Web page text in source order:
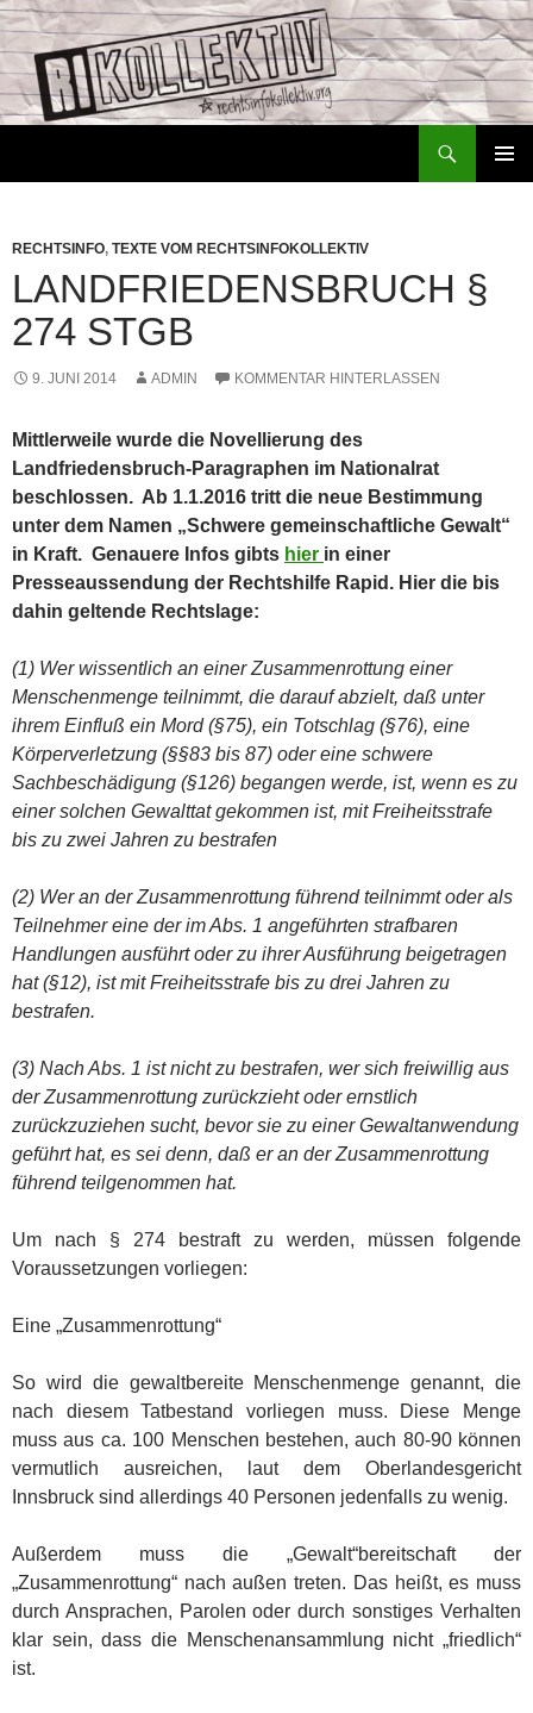
Zum
Inhalt
springen
RECHTSINFO, TEXTE VOM RECHTSINFOKOLLEKTIV
LANDFRIEDENSBRUCH §
274 STGB
9. JUNI 2014 ADMIN KOMMENTAR HINTERLASSEN
Mittlerweile wurde die Novellierung des
Landfriedensbruch-Paragraphen im Nationalrat
beschlossen. Ab 1.1.2016 tritt die neue Bestimmung
unter dem Namen „Schwere gemeinschaftliche Gewalt“
in Kraft. Genauere Infos gibts hier in einer
Presseaussendung der Rechtshilfe Rapid. Hier die bis
dahin geltende Rechtslage:
(1) Wer wissentlich an einer Zusammenrottung einer
Menschenmenge teilnimmt, die darauf abzielt, daß unter
ihrem Einfluß ein Mord (§75), ein Totschlag (§76), eine
Körperverletzung (§§83 bis 87) oder eine schwere
Sachbeschädigung (§126) begangen werde, ist, wenn es zu
einer solchen Gewalttat gekommen ist, mit Freiheitsstrafe
bis zu zwei Jahren zu bestrafen
(2) Wer an der Zusammenrottung führend teilnimmt oder als
Teilnehmer eine der im Abs. 1 angeführten strafbaren
Handlungen ausführt oder zu ihrer Ausführung beigetragen
hat (§12), ist mit Freiheitsstrafe bis zu drei Jahren zu
bestrafen.
(3) Nach Abs. 1 ist nicht zu bestrafen, wer sich freiwillig aus
der Zusammenrottung zurückzieht oder ernstlich
zurückzuziehen sucht, bevor sie zu einer Gewaltanwendung
geführt hat, es sei denn, daß er an der Zusammenrottung
führend teilgenommen hat.
Um nach § 274 bestraft zu werden, müssen folgende
Voraussetzungen vorliegen:
Eine „Zusammenrottung“
So wird die gewaltbereite Menschenmenge genannt, die
nach diesem Tatbestand vorliegen muss. Diese Menge
muss aus ca. 100 Menschen bestehen, auch 80-90 können
vermutlich ausreichen, laut dem Oberlandesgericht
Innsbruck sind allerdings 40 Personen jedenfalls zu wenig.
Außerdem muss die „Gewalt“bereitschaft der
„Zusammenrottung“ nach außen treten. Das heißt, es muss
durch Ansprachen, Parolen oder durch sonstiges Verhalten
klar sein, dass die Menschenansammlung nicht „friedlich“
ist.